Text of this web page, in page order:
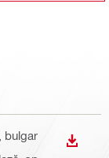
bulgar